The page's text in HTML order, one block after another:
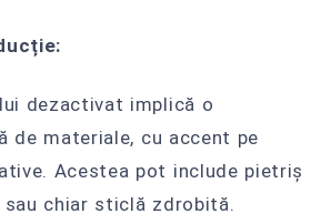
dezactivat implică o
de materiale, cu accent pe
Acestea pot include pietriș
chiar sticlă zdrobită.